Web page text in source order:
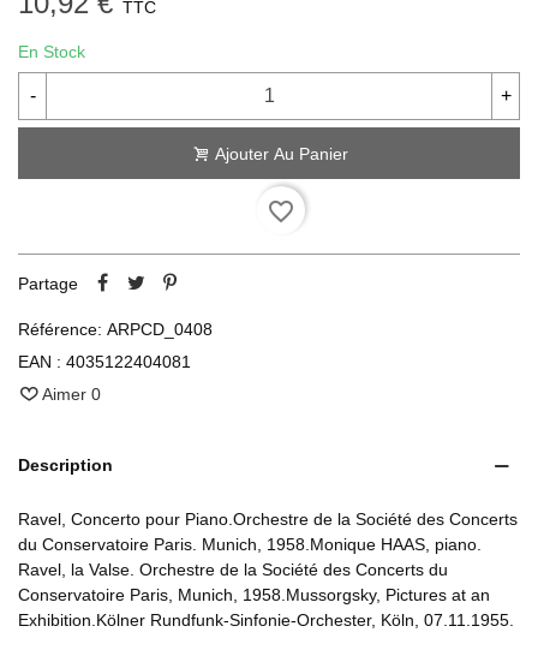
TTC
En Stock
- +
Ajouter Au Panier
favorite_border
Partage
Référence: ARPCD_0408
EAN : 4035122404081
Aimer 0
Description
Ravel, Concerto pour Piano.Orchestre de la Société des Concerts
du Conservatoire Paris. Munich, 1958.Monique HAAS, piano.
Ravel, la Valse. Orchestre de la Société des Concerts du
Conservatoire Paris, Munich, 1958.Mussorgsky, Pictures at an
Exhibition.Kölner Rundfunk-Sinfonie-Orchester, Köln, 07.11.1955.